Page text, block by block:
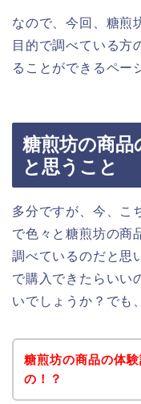
なので、今回、糖煎
目的で調べている方
ることができるペー
糖煎坊の商品
と思うこと
多分ですが、今、こ
で色々と糖煎坊の商
調べているのだと思
で購入できたらいい
いでしょうか？でも
糖煎坊の商品の体
の！？